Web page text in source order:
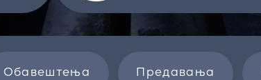
Обавештења Предавања